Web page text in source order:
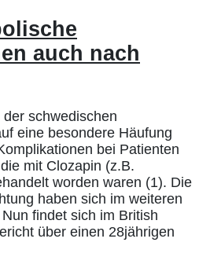
auch nach
schwedischen
eine besondere Häufung
bei Patienten
mit Clozapin (z.B.
worden waren (1). Die
haben sich im weiteren
findet sich im British
über einen 28jährigen